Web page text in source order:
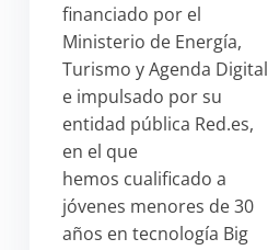
financiado por el
Ministerio de Energía,
Turismo y Agenda Digital
e impulsado por su
entidad pública Red.es,
en el que
hemos cualificado a
jóvenes menores de 30
años en tecnología Big